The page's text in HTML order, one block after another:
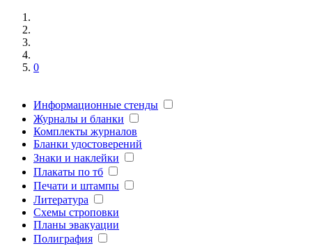
0
Информационные стенды
Журналы и бланки
Комплекты журналов
Бланки удостоверений
Знаки и наклейки
Плакаты по тб
Печати и штампы
Литература
Схемы строповки
Планы эвакуации
Полиграфия